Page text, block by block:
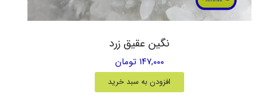
نگین عقیق زرد
۱۴۷,۰۰۰ تومان
افزودن به سبد خرید